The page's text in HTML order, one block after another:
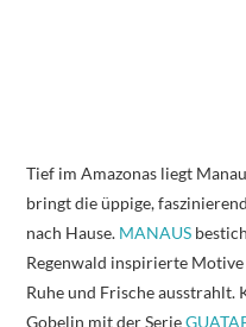
Tief im Amazonas liegt
bringt die üppige,
nach Hause. MANAUS
Regenwald inspirierte
Ruhe und Frische ausstrahlt.
Gobelin mit der Serie